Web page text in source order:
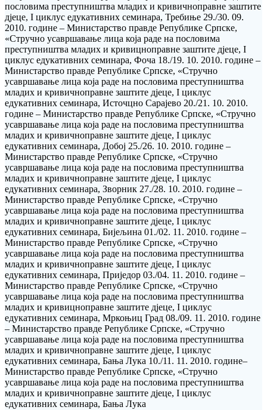
пословима преступништва младих и кривичноправне заштите
дјеце, I циклус едукативних семинара, Требиње 29./30. 09.
2010. године – Министарство правде Републике Српске,
«Стручно усавршавање лица која раде на пословима
преступништва младих и кривицноправне заштите дјеце, I
циклус едукативних семинара, Фоча 18./19. 10. 2010. године –
Министарство правде Републике Српске, «Стручно
усавршавање лица која раде на пословима преступништва
младих и кривичноправне заштите дјеце, I циклус
едукативних семинара, Источцно Сарајево 20./21. 10. 2010.
године – Министарство правде Републике Српске, «Стручно
усавршавање лица која раде на пословима преступништва
младих и кривичноправне заштите дјеце, I циклус
едукативних семинара, Добој 25./26. 10. 2010. године –
Министарство правде Републике Српске, «Стручно
усавршавање лица која раде на пословима преступништва
младих и кривичноправне заштите дјеце, I циклус
едукативних семинара, Зворник 27./28. 10. 2010. године –
Министарство правде Републике Српске, «Стручно
усавршавање лица која раде на пословима преступништва
младих и кривичноправне заштите дјеце, I циклус
едукативних семинара, Бијељина 01./02. 11. 2010. године –
Министарство правде Републике Српске, «Стручно
усавршавање лица која раде на пословима преступништва
младих и кривичноправне заштите дјеце, I циклус
едукативних семинара, Приједор 03./04. 11. 2010. године –
Министарство правде Републике Српске, «Стручно
усавршавање лица која раде на пословима преступништва
младих и кривицноправне заштите дјеце, I циклус
едукативних семинара, Мркоњиц Град 08./09. 11. 2010. године
– Министарство правде Републике Српске, «Стручно
усавршавање лица која раде на пословима преступништва
младих и кривичноправне заштите дјеце, I циклус
едукативних семинара, Бања Лука 10./11. 11. 2010. године–
Министарство правде Републике Српске, «Стручно
усавршавање лица која раде на пословима преступништва
младих и кривичноправне заштите дјеце, I циклус
едукативних семинара, Бања Лука